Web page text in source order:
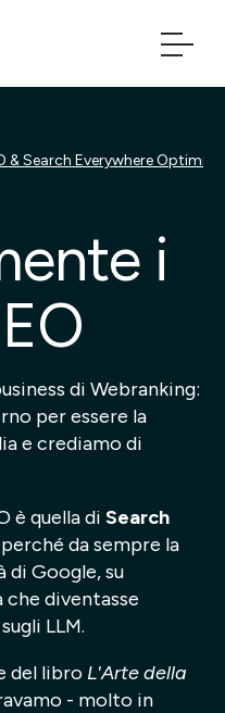
& Search Everywhere
i
di Webranking:
per essere la
e crediamo di
è quella di Search
perché da sempre la
di Google, su
diventasse
LLM.
del libro L'Arte della
- molto in